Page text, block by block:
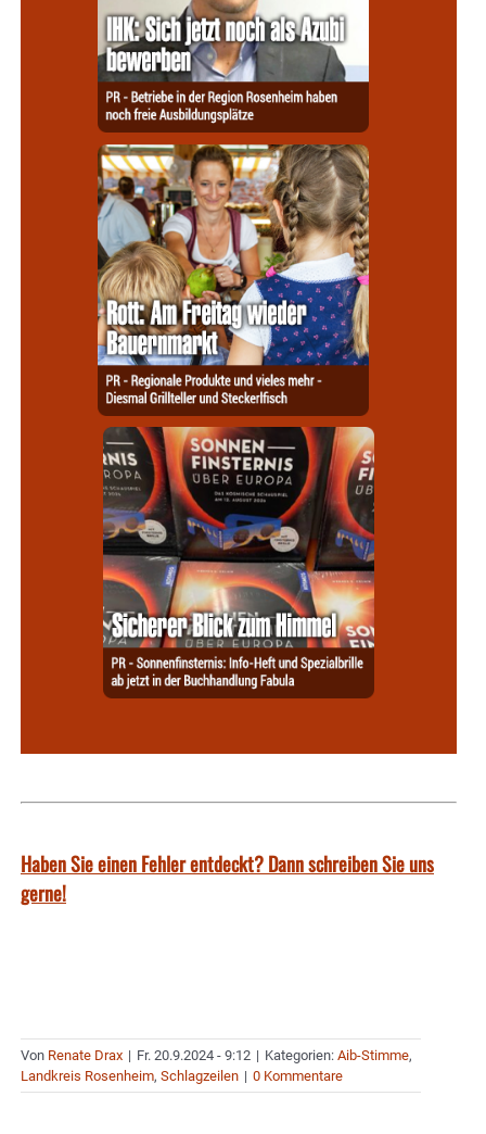
Haben Sie einen Fehler entdeckt? Dann schreiben Sie uns
gerne!
Von Renate Drax | Fr. 20.9.2024 - 9:12 | Kategorien: Aib-Stimme,
Landkreis Rosenheim, Schlagzeilen | 0 Kommentare